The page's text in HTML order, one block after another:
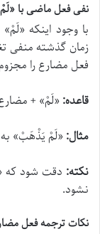
نفی فعل ماضی با
با وجود اینکه «لَمْ»
زمان گذشته منفی
فعل مضارع را
قاعده:«لَمْ» +
مثال:«لَمْ یَذْهَبْ»
نکته: دقت شود که
نشود.
نکات ترجمه فعل